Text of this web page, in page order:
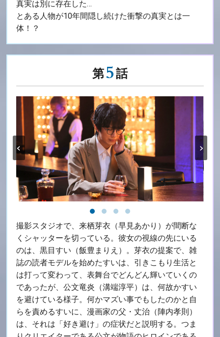
真実は別に存在した…
とある人物が10年間隠し続けた衝撃の真実とは一
体！？
第5話
‹ ›
撮影スタジオで、来栖芽衣（早見あかり）が間断な
くシャッターを切っている。彼女の視線の先にいる
のは、黒目すい（飯豊まりえ）。芽衣の提案で、雑
誌の読者モデルを始めたすいは、引きこもり生活と
は打って変わって、表舞台でどんどん輝いていくの
であったが、公文竜炎（溝端淳平）は、何故かすい
を避けている様子。何かマズい事でもしたのかと自
らを責めるすいに、漫画家の父・丈治（陣内孝則）
は、それは「好き避け」の症状だと説明する。つま